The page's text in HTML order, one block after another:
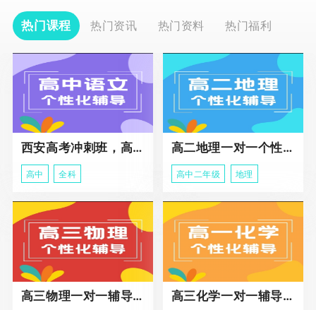
热门课程 热门资讯 热门资料 热门福利
西安高考冲刺班，高三全科辅导
高中 全科
高二地理一对一个性化冲刺辅导课程
高中二年级 地理
高三物理一对一辅导课程 高三化学一对一辅导课程